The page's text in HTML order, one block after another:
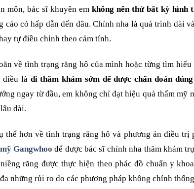
môn, bác sĩ khuyên em không nên thử bất kỳ hình
cáo có hấp dẫn đến đâu. Chỉnh nha là quá trình dài
tự điều chỉnh theo cảm tính.
về tình trạng răng hô của mình hoặc từng tìm hiểu
điều là đi thăm khám sớm để được chẩn đoán
ngay từ đầu, em không chỉ đạt hiệu quả thẩm mỹ
dài.
thể hơn về tình trạng răng hô và phương án điều trị
Gangwhoo để được bác sĩ chỉnh nha thăm khám
răng được thực hiện theo phác đồ chuẩn y
những rủi ro do các phương pháp không chính